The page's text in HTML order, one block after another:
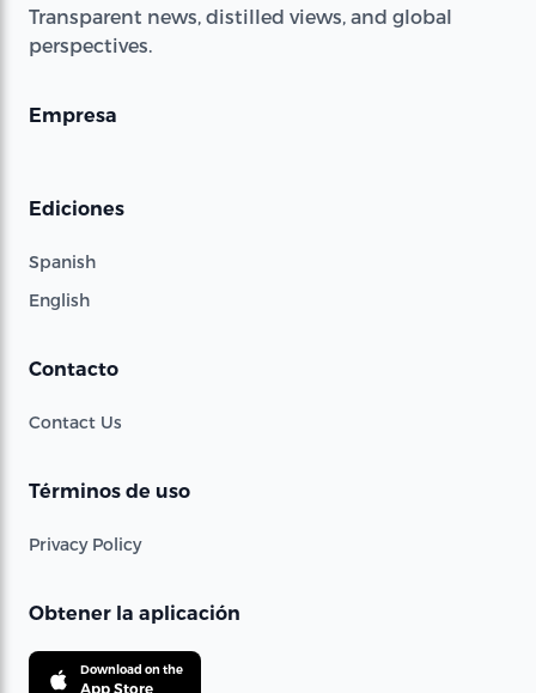
Transparent news, distilled views, and global
perspectives.
Empresa
Ediciones
Spanish
English
Contacto
Contact Us
Términos de uso
Privacy Policy
Obtener la aplicación
Download on the
App Store